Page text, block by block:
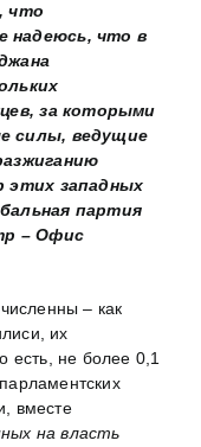
что
что в
за которыми
силы, ведущие
этих западных
партия
– Офис
– как
их
есть, не более 0,1
вместе
на власть